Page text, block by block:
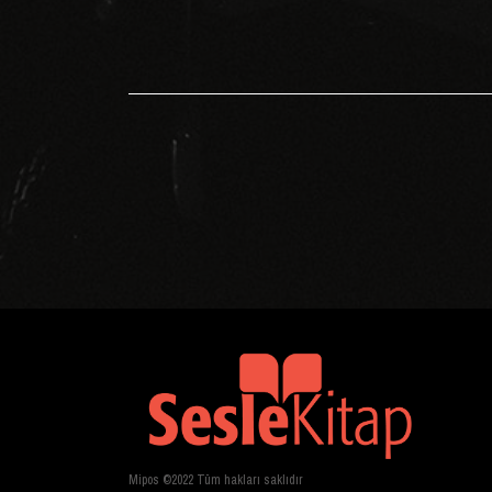
Mipos ©2022 Tüm hakları saklıdır